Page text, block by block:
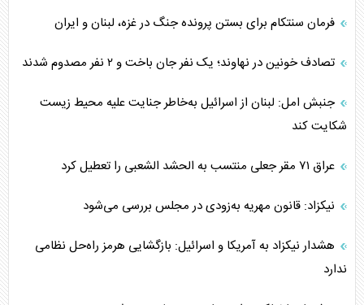
فرمان سنتکام برای بستن پرونده جنگ در غزه، لبنان و ایران
تصادف خونین در نهاوند؛ یک نفر جان باخت و ۲ نفر مصدوم شدند
جنبش امل: لبنان از اسرائیل به‌خاطر جنایت علیه محیط زیست
شکایت کند
عراق ۷۱ مقر جعلی منتسب به الحشد الشعبی را تعطیل کرد
نیکزاد: قانون مهریه به‌زودی در مجلس بررسی می‌شود
هشدار نیکزاد به آمریکا و اسرائیل: بازگشایی هرمز راه‌حل نظامی
ندارد